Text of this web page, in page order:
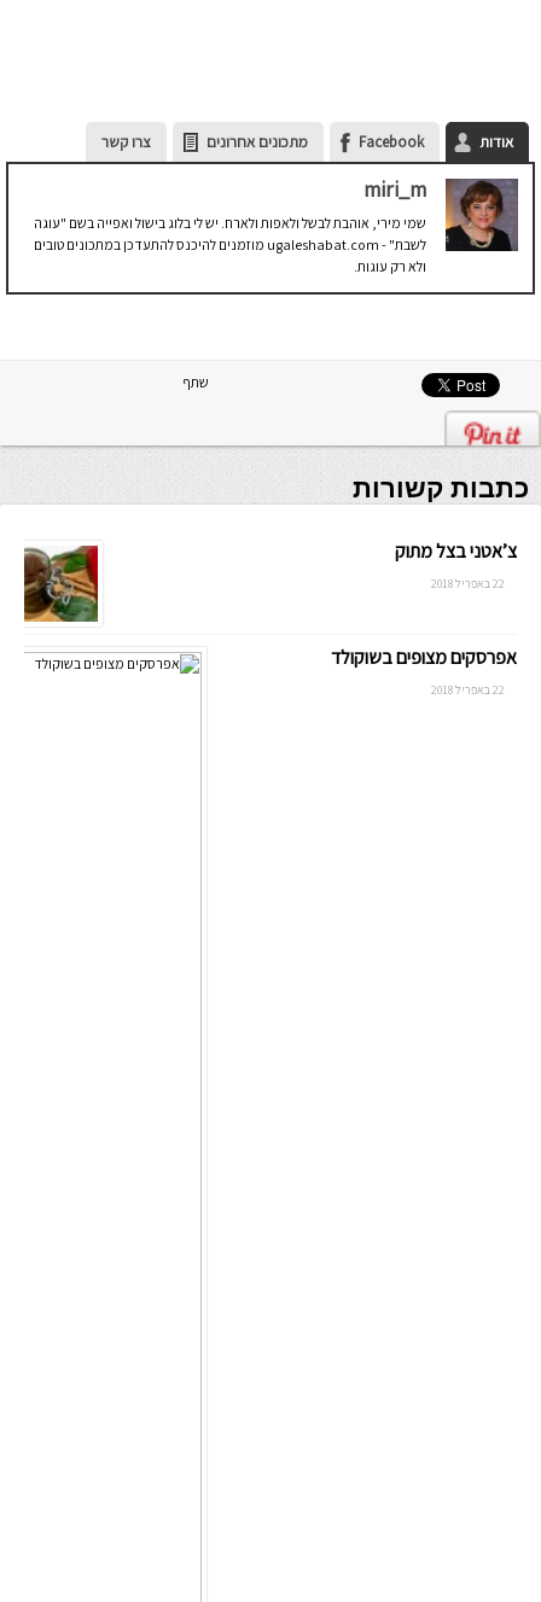
אודות Facebook מתכונים אחרונים צרו קשר
miri_m
שמי מירי, אוהבת לבשל ולאפות ולארח. יש לי בלוג בישול ואפייה בשם "עוגה
לשבת" - ugaleshabat.com מוזמנים להיכנס להתעדכן במתכונים טובים
ולא רק עוגות.
שתף
כתבות קשורות
צ’אטני בצל מתוק
22 באפריל 2018
אפרסקים מצופים בשוקולד
22 באפריל 2018